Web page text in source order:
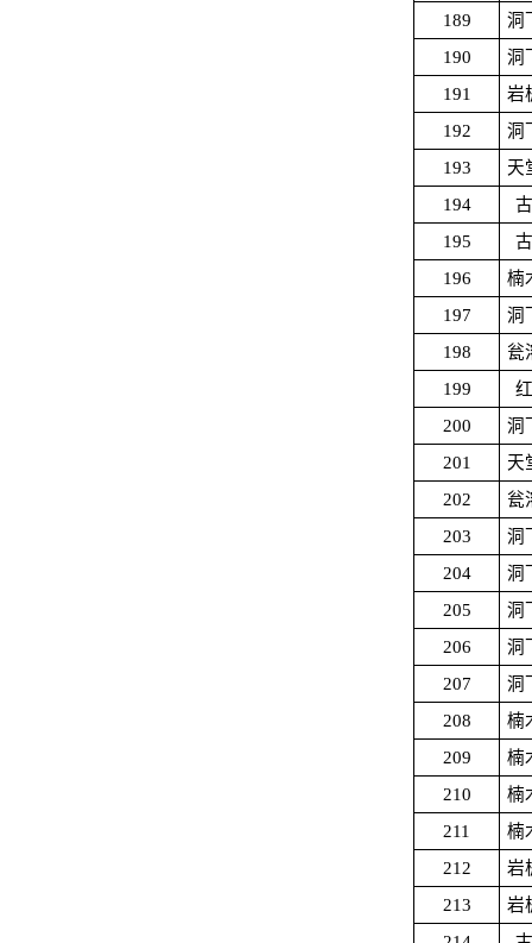
189
洞
190
洞
191
岩
192
洞
193
天
194
195
196
楠
197
洞
198
瓮
199
200
洞
201
天
202
瓮
203
洞
204
洞
205
洞
206
洞
207
洞
208
楠
209
楠
210
楠
211
楠
212
岩
213
岩